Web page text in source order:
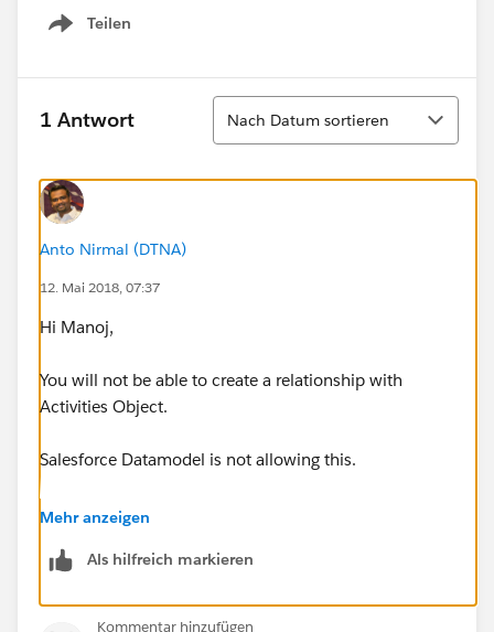
Teilen
Show menu
1 Antwort
Sortieren
Nach Datum sortieren
Anto Nirmal (DTNA)
12. Mai 2018, 07:37
Hi Manoj,
You will not be able to create a relationship with
Activities Object.
Salesforce Datamodel is not allowing this.
What we did in a similar scenario is to create a text
directs a link to the activity object.
Hope this helps.
Mehr anzeigen
Als hilfreich markieren
Kommentar hinzufügen